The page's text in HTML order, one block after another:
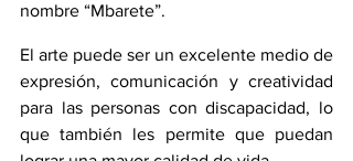
nombre “Mbarete”.
El arte puede ser un excelente medio de
expresión, comunicación y creatividad
para las personas con discapacidad, lo
que también les permite que puedan